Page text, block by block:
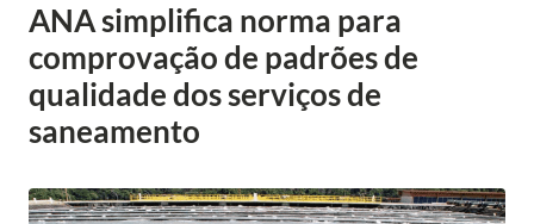
ANA simplifica norma para
comprovação de padrões de
qualidade dos serviços de
saneamento